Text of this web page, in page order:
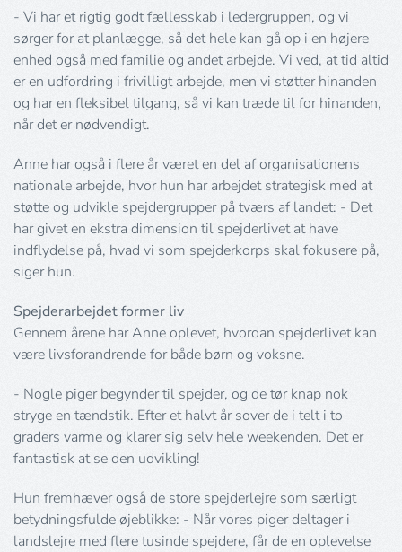
- Vi har et rigtig godt fællesskab i ledergruppen, og vi
sørger for at planlægge, så det hele kan gå op i en højere
enhed også med familie og andet arbejde. Vi ved, at tid altid
er en udfordring i frivilligt arbejde, men vi støtter hinanden
og har en fleksibel tilgang, så vi kan træde til for hinanden,
når det er nødvendigt.
Anne har også i flere år været en del af organisationens
nationale arbejde, hvor hun har arbejdet strategisk med at
støtte og udvikle spejdergrupper på tværs af landet: - Det
har givet en ekstra dimension til spejderlivet at have
indflydelse på, hvad vi som spejderkorps skal fokusere på,
siger hun.
Spejderarbejdet former liv
Gennem årene har Anne oplevet, hvordan spejderlivet kan
være livsforandrende for både børn og voksne.
- Nogle piger begynder til spejder, og de tør knap nok
stryge en tændstik. Efter et halvt år sover de i telt i to
graders varme og klarer sig selv hele weekenden. Det er
fantastisk at se den udvikling!
Hun fremhæver også de store spejderlejre som særligt
betydningsfulde øjeblikke: - Når vores piger deltager i
landslejre med flere tusinde spejdere, får de en oplevelse